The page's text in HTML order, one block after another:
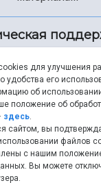
+7 (846) 267-49-99
help@ssau.ru
для улучшения
удобства его
об
положение об
здесь.
сайтом, вы
файлов
с нашим
Вы можете